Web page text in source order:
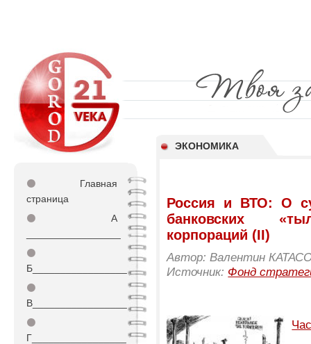
ЭКОНОМИКА
⚫
Главная
страница
⚫
А
⚫
Б_________________
⚫
В_________________
⚫
Г_________________
Россия и ВТО: О
банковских
корпораций (II)
Автор: Валентин
Источник: Фонд